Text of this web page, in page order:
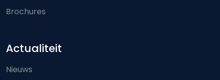
Brochures
Actualiteit
Nieuws